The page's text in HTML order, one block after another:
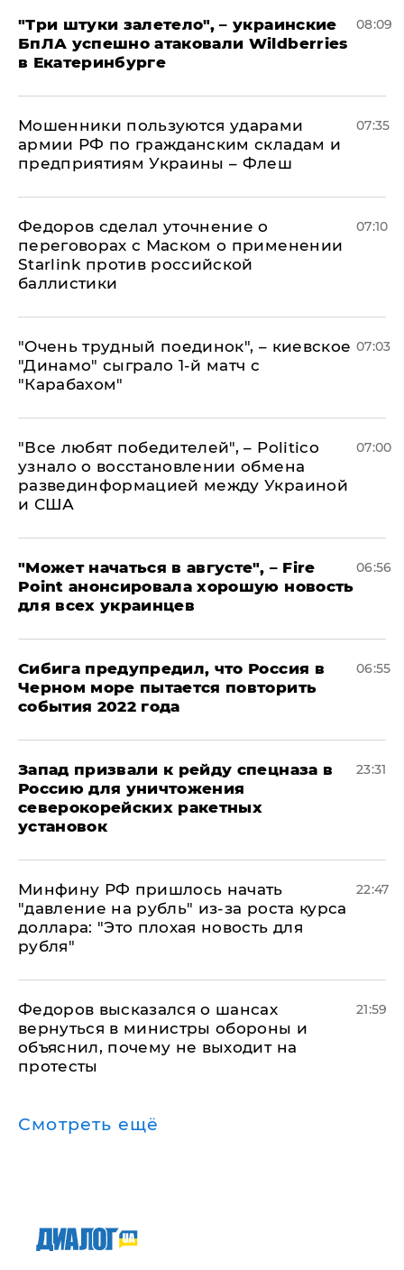
"Три штуки залетело", – украинские
БпЛА успешно атаковали Wildberries
в Екатеринбурге
08:09
Мошенники пользуются ударами
армии РФ по гражданским складам и
предприятиям Украины – Флеш
07:35
Федоров сделал уточнение о
переговорах с Маском о применении
Starlink против российской
баллистики
07:10
"Очень трудный поединок", – киевское
"Динамо" сыграло 1-й матч с
"Карабахом"
07:03
​"Все любят победителей", – Politico
узнало о восстановлении обмена
развединформацией между Украиной
и США
07:00
"Может начаться в августе", – Fire
Point анонсировала хорошую новость
для всех украинцев
06:56
Сибига предупредил, что Россия в
Черном море пытается повторить
события 2022 года
06:55
Запад призвали к рейду спецназа в
Россию для уничтожения
северокорейских ракетных
установок
23:31
Минфину РФ пришлось начать
"давление на рубль" из-за роста курса
доллара: "Это плохая новость для
рубля"
22:47
Федоров высказался о шансах
вернуться в министры обороны и
объяснил, почему не выходит на
протесты
21:59
Смотреть ещё